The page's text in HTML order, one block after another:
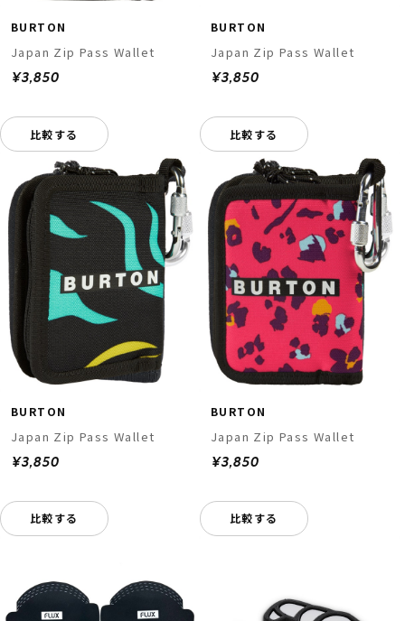
BURTON
Japan Zip Pass Wallet
¥3,850
比較する
BURTON
Japan Zip Pass Wallet
¥3,850
比較する
BURTON
Japan Zip Pass Wallet
¥3,850
比較する
BURTON
Japan Zip Pass Wallet
¥3,850
比較する